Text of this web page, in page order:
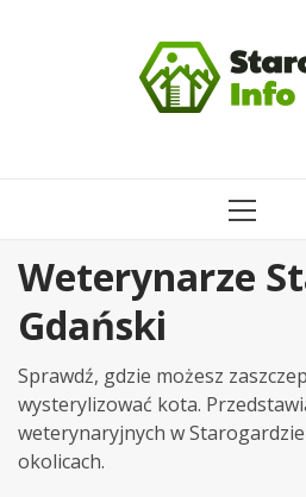
MENU
Weterynarze
Gdański
Sprawdź, gdzie możesz
wysterylizować kota.
weterynaryjnych w
okolicach.